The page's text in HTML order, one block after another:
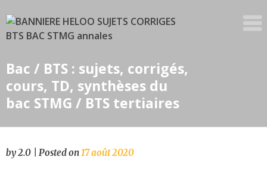
to
content
Bac / BTS : sujets, corrigés,
cours, TD, synthèses du
bac STMG / BTS tertiaires
by2.0 Posted on17 août 2020